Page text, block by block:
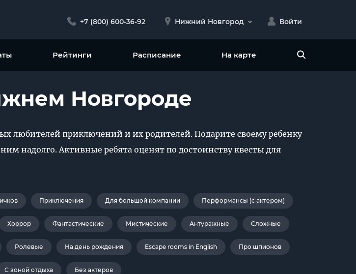
+7 (800) 600-36-92 Нижний Новгород Войти
Рейтинги Расписание На карте
Новгороде
любителей приключений и их родителей. Подарите своему ребенку
надолго. Активные ребята оценят по достоинству квесты для
Приключения Для большой компании Перформансы (с актером)
Хоррор Фантастические Мистические Антуражные Сложные
Ролевые На день рождения Escape rooms in English Про шпионов
С зоной отдыха Без актеров